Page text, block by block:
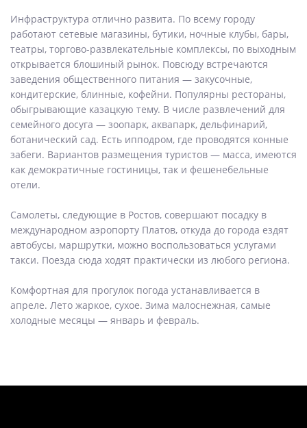
Инфраструктура отлично развита. По всему городу
работают сетевые магазины, бутики, ночные клубы, бары,
театры, торгово-развлекательные комплексы, по выходным
открывается блошиный рынок. Повсюду встречаются
заведения общественного питания — закусочные,
кондитерские, блинные, кофейни. Популярны рестораны,
обыгрывающие казацкую тему. В числе развлечений для
семейного досуга — зоопарк, аквапарк, дельфинарий,
ботанический сад. Есть ипподром, где проводятся конные
забеги. Вариантов размещения туристов — масса, имеются
как демократичные гостиницы, так и фешенебельные
отели.
Самолеты, следующие в Ростов, совершают посадку в
международном аэропорту Платов, откуда до города ездят
автобусы, маршрутки, можно воспользоваться услугами
такси. Поезда сюда ходят практически из любого региона.
Комфортная для прогулок погода устанавливается в
апреле. Лето жаркое, сухое. Зима малоснежная, самые
холодные месяцы — январь и февраль.